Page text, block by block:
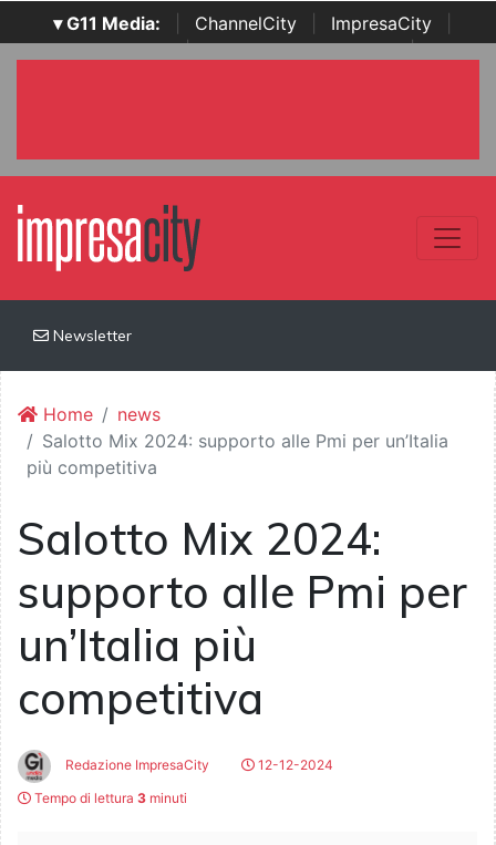
▾ G11 Media: ChannelCity ImpresaCity
SecurityOpenLab | Italian Channel Awards | Italian
Newsletter
Home
news
Salotto Mix 2024: supporto alle Pmi per un’Italia
più competitiva
Salotto Mix 2024:
supporto alle Pmi per
un’Italia più
competitiva
Redazione ImpresaCity
12-12-2024
Tempo di lettura 3 minuti